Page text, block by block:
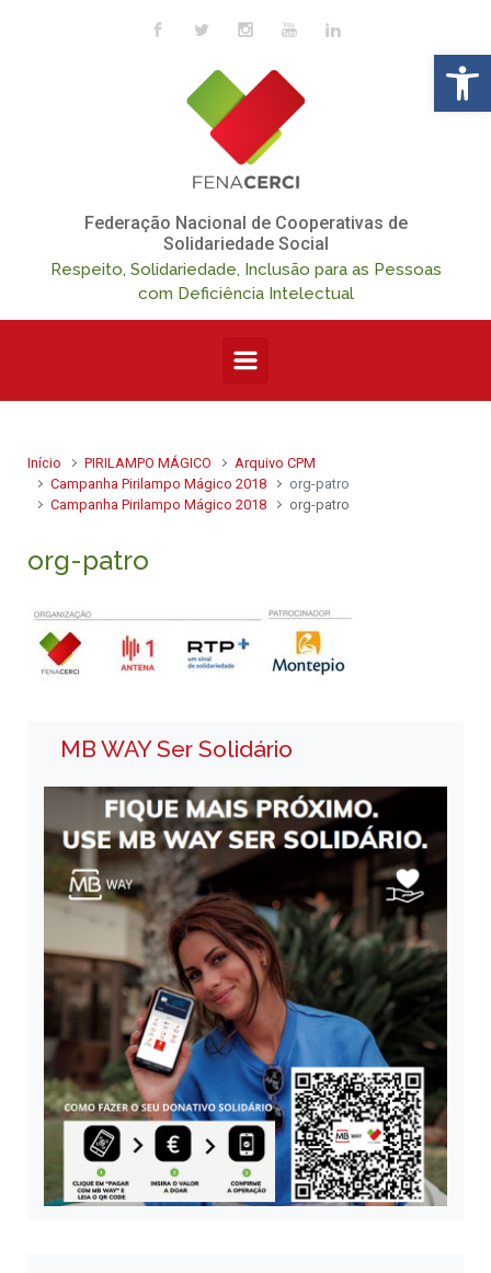
Skip to main content
Federação Nacional de Cooperativas de
Solidariedade Social
Respeito, Solidariedade, Inclusão para as Pessoas
com Deficiência Intelectual
Início PIRILAMPO MÁGICO
Arquivo CPM
Campanha Pirilampo Mágico 2018
org-patro
Campanha Pirilampo Mágico 2018
org-patro
org-patro
MB WAY Ser Solidário